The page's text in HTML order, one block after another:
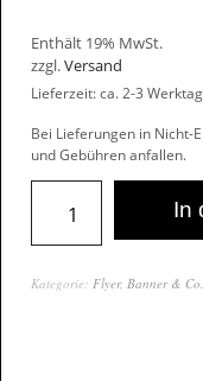
Enthält 19% MwSt.
zzgl.Versand
Lieferzeit: ca. 2-3
Bei Lieferungen in Nicht-
und Gebühren anfallen.
In
Kategorie: Flyer, Banner & Co.